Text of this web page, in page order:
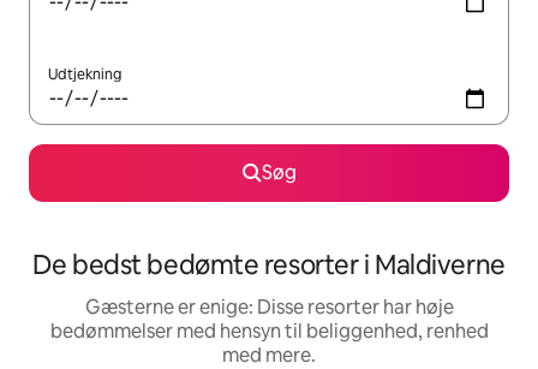
Udtjekning
Søg
De bedst bedømte resorter i Maldiverne
Gæsterne er enige: Disse resorter har høje
bedømmelser med hensyn til beliggenhed, renhed
med mere.